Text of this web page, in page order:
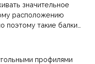
значительное
расположению
поэтому такие балки
профилями